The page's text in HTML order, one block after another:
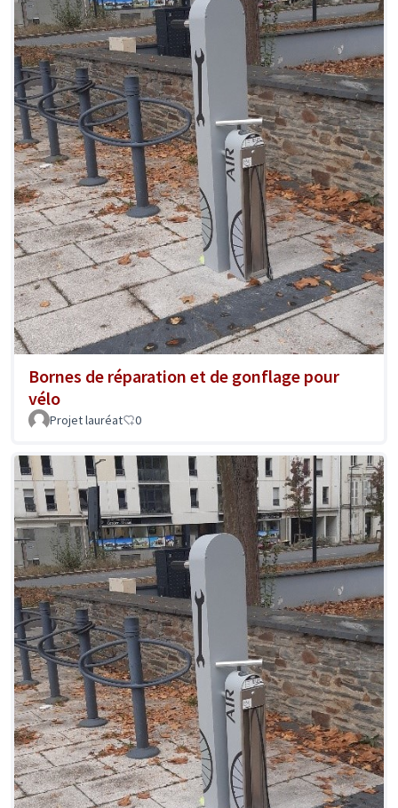
Bornes de réparation et de gonflage pour
vélo
Projet lauréat 0